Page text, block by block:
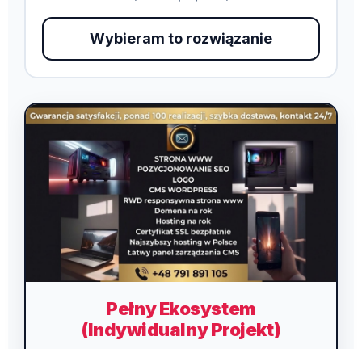
Wybieram to rozwiązanie
Pełny Ekosystem
(Indywidualny Projekt)